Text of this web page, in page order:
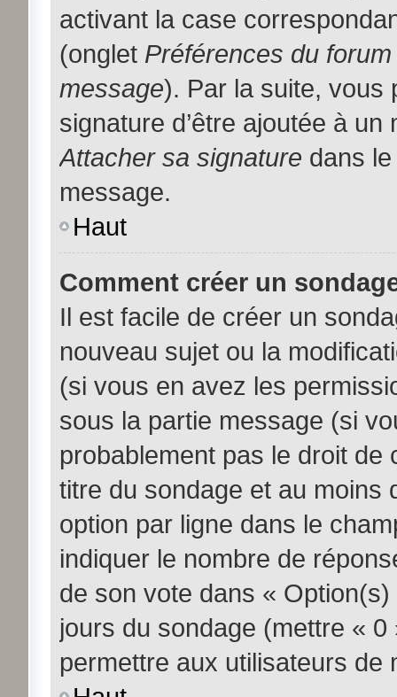
activant la case
(onglet Préférences du
message). Par la suite, vous
signature d’être ajoutée à
Attacher sa signature dans
message.
Haut
Comment créer un
Il est facile de créer un
nouveau sujet ou la
(si vous en avez les
sous la partie message (si
probablement pas le droit
titre du sondage et au moins
option par ligne dans le
indiquer le nombre de
de son vote dans «
jours du sondage (mettre «
permettre aux utilisateurs de